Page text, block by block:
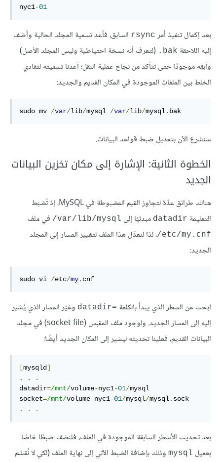
nyc1-01
بعد إكمال تنفيذ أمر rsync السابق، فأعد تسمية المجلد الحالية وأضف
إليه اللاحقة ‎.bak (لتعرف أنه نسخة احتياطية وليس المجلد الأصل)
وأبقِه موجودًا حتى تتأكد من نجاح عملية النقل؛ أعدنا تسميته لتفادي
الخلط بين الملفات الموجودة في المكان القديم والجديد:
sudo mv /var/lib/mysql /var/lib/mysql. bak
سنشرع الآن بتعديل ضبط قواعد البيانات.
الخطوة الثانية: الإشارة إلى مكان تخزين البيانات
الجديد
هنالك طرائق عدِّة لتجاوز القيم المضبوطة في MySQL، إذ تُضبَط
التعليمة datadir مبدئيًا إلى ‎/var/lib/mysql في ملف
‎/etc/my.cnf، لذا لنعدِّل هذا الملف لتغيير المسار إلى المجلد
الجديد:
sudo vi /etc/my. cnf
ابحث عن السطر الذي يبدأ بالكلمة datadir=‎ وغيّر المسار الذي يُشير
إليه إلى المسار الجديد. ولوجود ملف المقبس (socket file) في مجلد
البيانات القديم، فعلينا تحديثه ليشير إلى المكان الجديد أيضًا:
[mysqld]
.
.
.
datadir=/mnt/volume-nyc1-01/mysql
socket=/mnt/volume-nyc1-01/mysql/mysql.
.
. .
بعد تحديث الأسطر السابقة الموجودة في الملف، فلنضف ضبطًا خاصًا
بعميل mysql وذلك بإضافة الضبط الآتي إلى نهاية الملف (لكي لا نُقسِّم